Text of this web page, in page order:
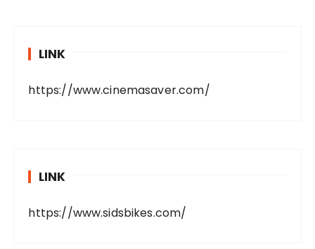
LINK
https://www.cinemasaver.com/
LINK
https://www.sidsbikes.com/